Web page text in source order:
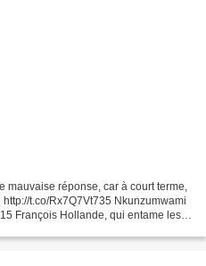
mauvaise réponse, car à court terme,
t.co/Rx7Q7Vt735 Nkunzumwami
François Hollande, qui entame les